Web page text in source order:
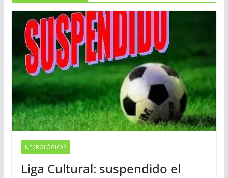
NECROLÓGICAS
Liga Cultural: suspendido el